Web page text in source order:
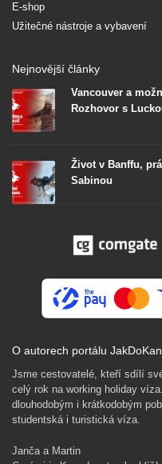
E-shop
Užitečné nástroje a vybavení
Nejnovější články
Vancouver a
Rozhovor s
Život v Banffu,
Sabinou
O autorech portálu
Jsme cestovatelé, kteří sdílí
celý rok na working holiday
dlouhodobým i krátkodobým
studentská i turistická víza.
Janča a Martin